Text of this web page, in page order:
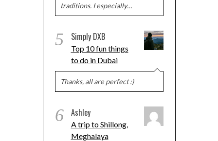
traditions. I especially…
5 Simply DXB
Top 10 fun things
to do in Dubai
Thanks, all are perfect :)
6 Ashley
A trip to Shillong,
Meghalaya